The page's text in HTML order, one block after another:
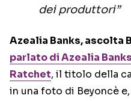
dei produttori”
Azealia Banks, ascolta
parlato di Azealia
Ratchet, il titolo della
in una foto di Beyoncè